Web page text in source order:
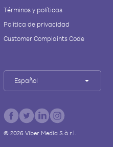
Términos y políticas
Política de privacidad
Customer Complaints Code
Español
© 2026Viber Media S.à r.l.